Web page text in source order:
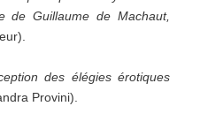
de Guillaume de Machaut,
des élégies érotiques
Provini).